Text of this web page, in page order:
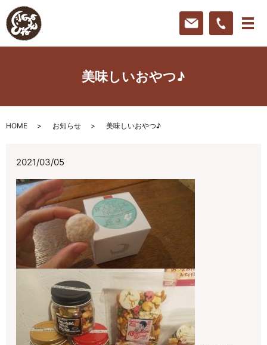
美味しいおやつ♪
HOME お知らせ 美味しいおやつ♪
2021/03/05